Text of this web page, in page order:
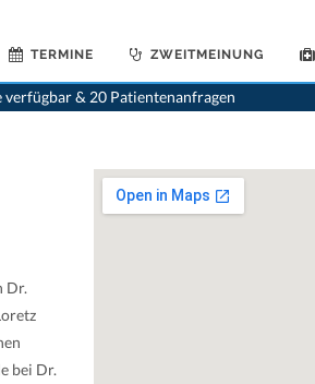
TERMINE ZWEITMEINUNG
& 20 Patientenanfragen
Dr.
bei Dr.